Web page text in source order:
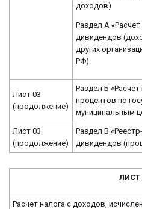
доходов)
Раздел А
дивидендов
других
РФ)
Лист 03
(продолжение)
Раздел Б
процентов по
муниципальным
Лист 03
(продолжение)
Раздел В
дивидендов
ЛИСТ
Расчет налога с доходов,